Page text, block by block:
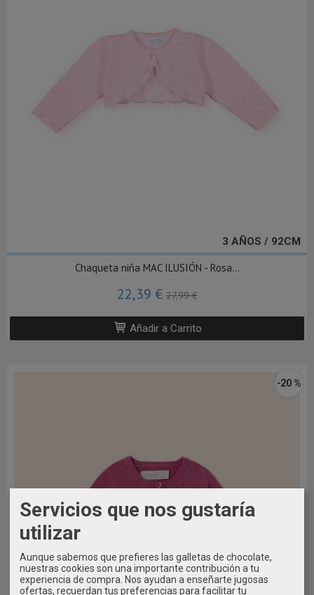
3 AÑOS / 92CM
Chaqueta niña MAC ILUSIÓN - Rosa...
22,39 €27,99 €
Añadir a Carrito
-20 %
Servicios que nos gustaría
utilizar
Aunque sabemos que prefieres las galletas de chocolate,
nuestras cookies son una importante contribución a tu
experiencia de compra. Nos ayudan a enseñarte jugosas
ofertas, recuerdan tus preferencias para facilitar tu